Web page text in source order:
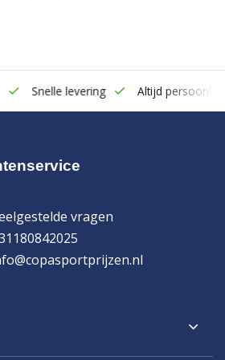
Snelle levering Altijd persoonlijk
vragen